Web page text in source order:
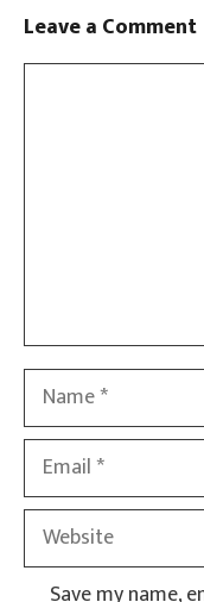
Leave a Comment
Name
Email
Website